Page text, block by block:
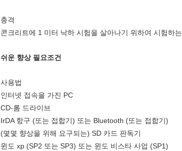
충격
콘크리트에 1 미터 낙하 시험을 살아나기 위하여 시험하는
쉬운 향상 필요조건
사용법
인터넷 접속을 가진 PC
CD-롬 드라이브
IrDA 항구 (또는 접합기) 또는 Bluetooth (또는 접합기)
(몇몇 향상을 위해 요구되는) SD 카드 판독기
윈도 xp (SP2 또는 SP3) 또는 윈도 비스타 사업 (SP1)